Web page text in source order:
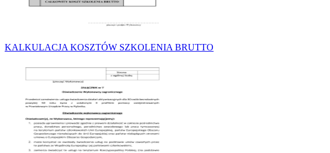
KALKULACJA KOSZTÓW SZKOLENIA BRUTTO